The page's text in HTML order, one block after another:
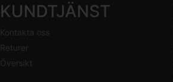
KUNDTJÄNST
Kontakta oss
Returer
Översikt